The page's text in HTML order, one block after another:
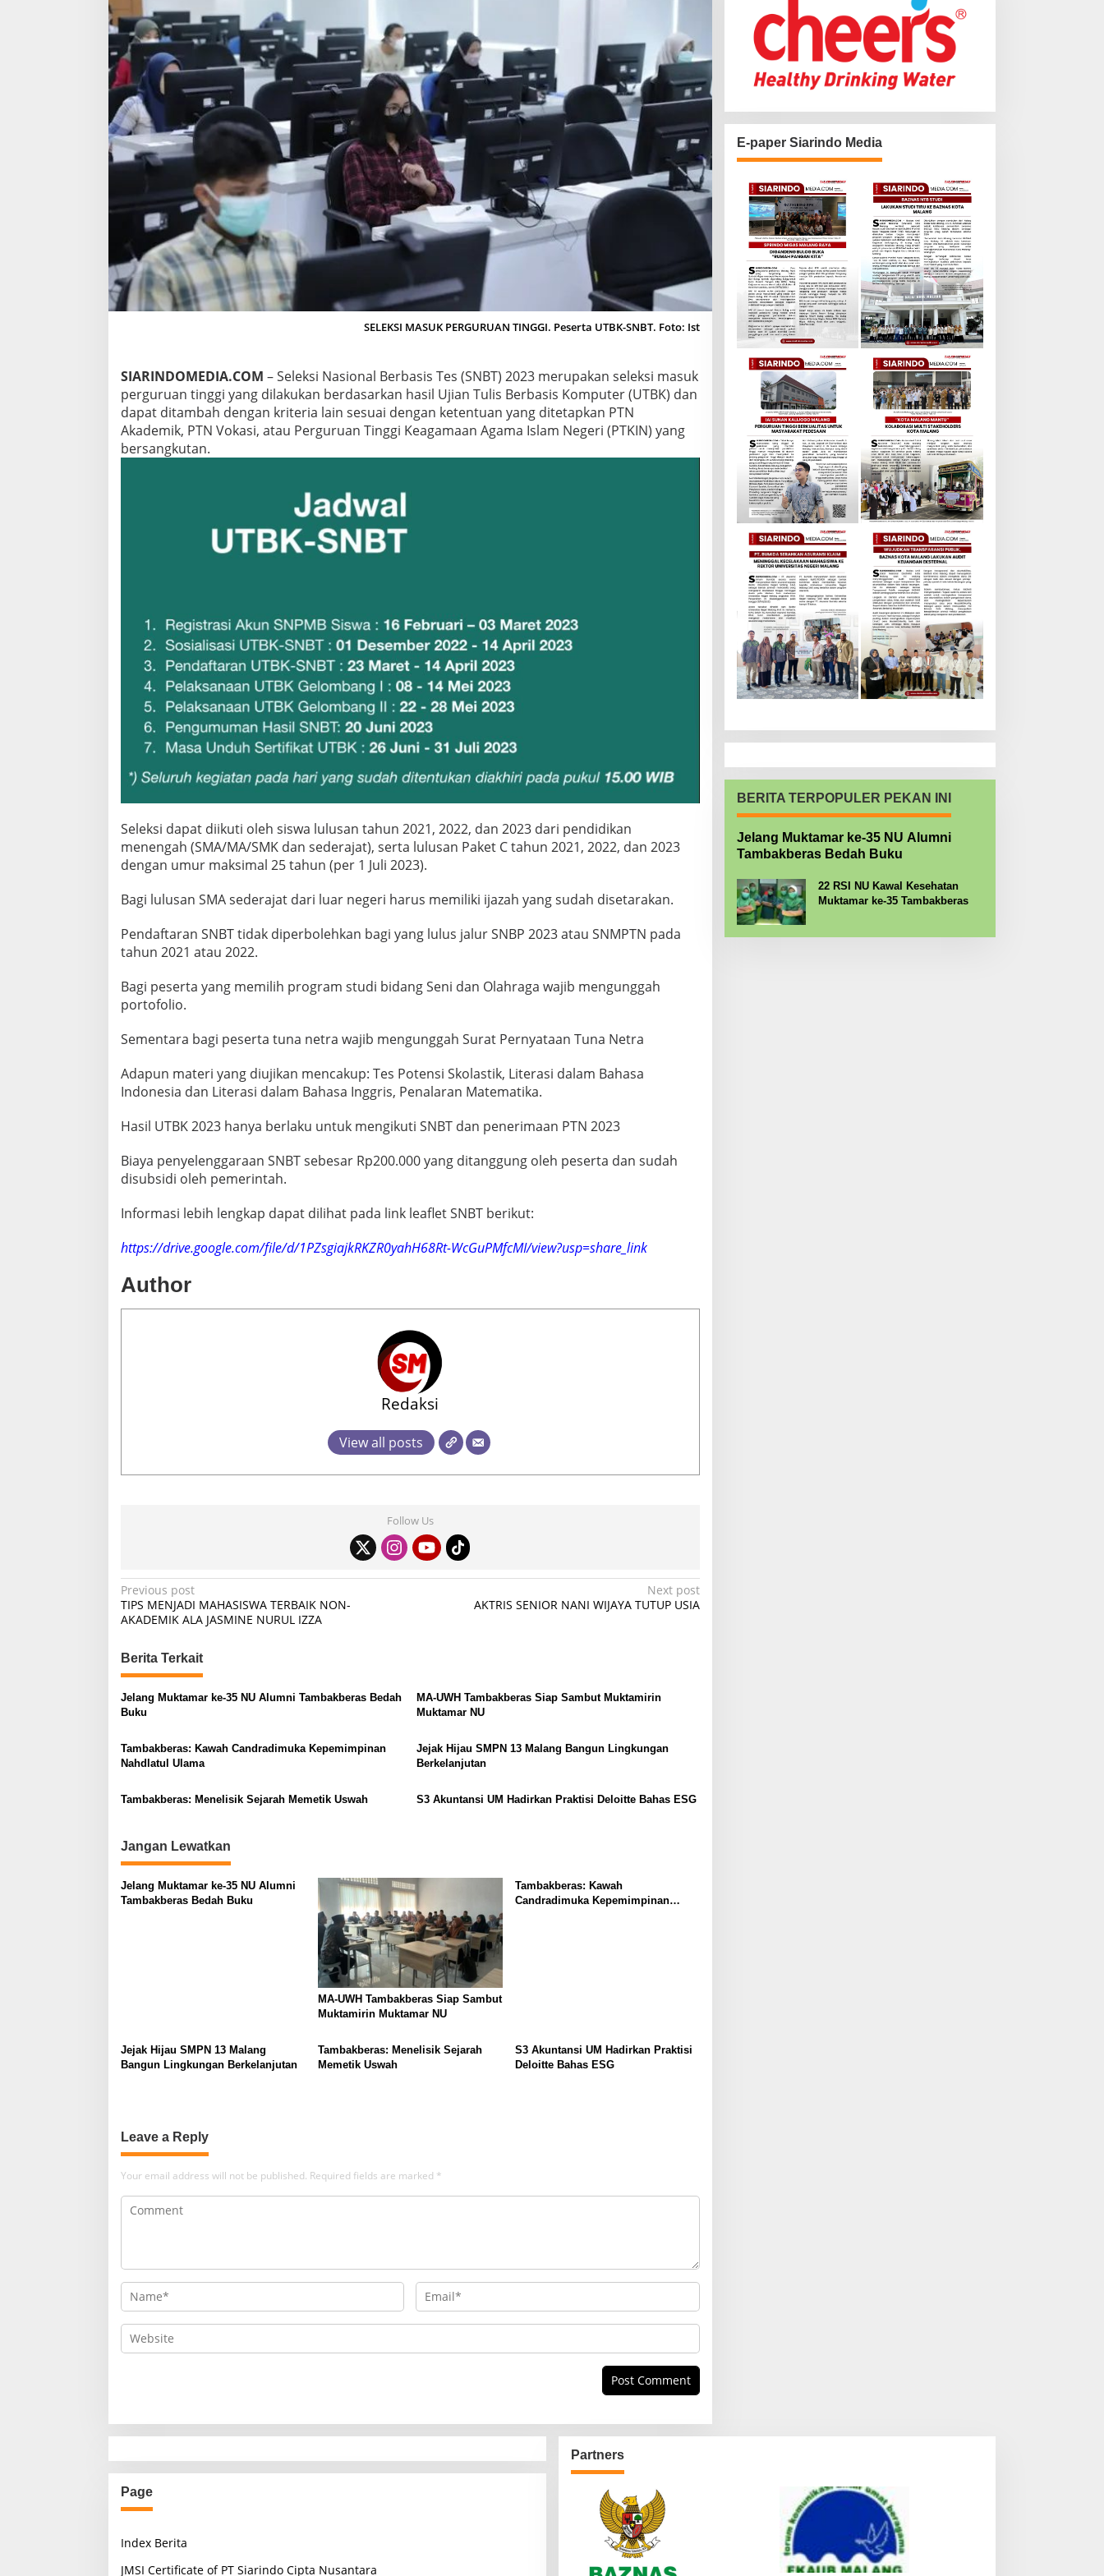
B
-
S
N
B
T
2
3
S
E
G
E
R
A
D
,
C
A
T
A
A
L
SELEKSI MASUK PERGURUAN TINGGI. Peserta UTBK-SNBT. Foto: Ist
SIARINDOMEDIA.COM – Seleksi Nasional Berbasis Tes (SNBT) 2023 merupakan seleksi masuk
perguruan tinggi yang dilakukan berdasarkan hasil Ujian Tulis Berbasis Komputer (UTBK) dan
dapat ditambah dengan kriteria lain sesuai dengan ketentuan yang ditetapkan PTN
Akademik, PTN Vokasi, atau Perguruan Tinggi Keagamaan Agama Islam Negeri (PTKIN) yang
bersangkutan.
Seleksi dapat diikuti oleh siswa lulusan tahun 2021, 2022, dan 2023 dari pendidikan
menengah (SMA/MA/SMK dan sederajat), serta lulusan Paket C tahun 2021, 2022, dan 2023
dengan umur maksimal 25 tahun (per 1 Juli 2023).
Bagi lulusan SMA sederajat dari luar negeri harus memiliki ijazah yang sudah disetarakan.
Pendaftaran SNBT tidak diperbolehkan bagi yang lulus jalur SNBP 2023 atau SNMPTN pada
tahun 2021 atau 2022.
Bagi peserta yang memilih program studi bidang Seni dan Olahraga wajib mengunggah
portofolio.
Sementara bagi peserta tuna netra wajib mengunggah Surat Pernyataan Tuna Netra
Adapun materi yang diujikan mencakup: Tes Potensi Skolastik, Literasi dalam Bahasa
Indonesia dan Literasi dalam Bahasa Inggris, Penalaran Matematika.
Hasil UTBK 2023 hanya berlaku untuk mengikuti SNBT dan penerimaan PTN 2023
Biaya penyelenggaraan SNBT sebesar Rp200.000 yang ditanggung oleh peserta dan sudah
disubsidi oleh pemerintah.
Informasi lebih lengkap dapat dilihat pada link leaflet SNBT berikut:
https://drive.google.com/file/d/1PZsgiajkRKZR0yahH68Rt-WcGuPMfcMI/view?usp=share_link
Author
Redaksi
View all posts
Follow Us
P
o
t
n
a
i
a
i
o
n
Previous post
TIPS MENJADI MAHASISWA TERBAIK NON-
AKADEMIK ALA JASMINE NURUL IZZA
Next post
AKTRIS SENIOR NANI WIJAYA TUTUP USIA
Berita Terkait
Jelang Muktamar ke-35 NU Alumni Tambakberas Bedah
Buku
MA-UWH Tambakberas Siap Sambut Muktamirin
Muktamar NU
Tambakberas: Kawah Candradimuka Kepemimpinan
Nahdlatul Ulama
Jejak Hijau SMPN 13 Malang Bangun Lingkungan
Berkelanjutan
Tambakberas: Menelisik Sejarah Memetik Uswah S3 Akuntansi UM Hadirkan Praktisi Deloitte Bahas ESG
Jangan Lewatkan
Jelang Muktamar ke-35 NU Alumni
Tambakberas Bedah Buku
MA-UWH Tambakberas Siap Sambut
Muktamirin Muktamar NU
Tambakberas: Kawah
Candradimuka Kepemimpinan
Jejak Hijau SMPN 13 Malang
Bangun Lingkungan Berkelanjutan
Tambakberas: Menelisik Sejarah
Memetik Uswah
S3 Akuntansi UM Hadirkan Praktisi
Deloitte Bahas ESG
Leave a Reply
Your email address will not be published. Required fields are marked *
E-paper Siarindo Media
BERITA TERPOPULER PEKAN INI
Jelang Muktamar ke-35 NU Alumni
Tambakberas Bedah Buku
22 RSI NU Kawal Kesehatan
Muktamar ke-35 Tambakberas
Page
Index Berita
JMSI Certificate of PT Siarindo Cipta Nusantara
Partners